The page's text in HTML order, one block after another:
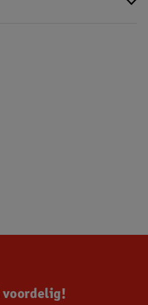
voordelig!